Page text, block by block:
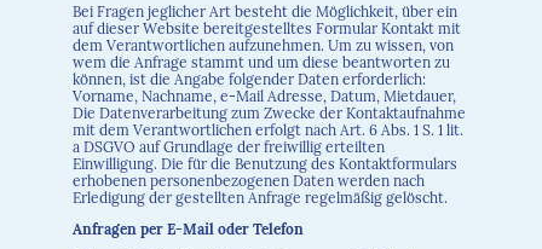
Bei Fragen jeglicher Art besteht die Möglichkeit, über ein
auf dieser Website bereitgestelltes Formular Kontakt mit
dem Verantwortlichen aufzunehmen. Um zu wissen, von
wem die Anfrage stammt und um diese beantworten zu
können, ist die Angabe folgender Daten erforderlich:
Vorname, Nachname, e-Mail Adresse, Datum, Mietdauer,
Die Datenverarbeitung zum Zwecke der Kontaktaufnahme
mit dem Verantwortlichen erfolgt nach Art. 6 Abs. 1 S. 1 lit.
a DSGVO auf Grundlage der freiwillig erteilten
Einwilligung. Die für die Benutzung des Kontaktformulars
erhobenen personenbezogenen Daten werden nach
Erledigung der gestellten Anfrage regelmäßig gelöscht.
Anfragen per E-Mail oder Telefon